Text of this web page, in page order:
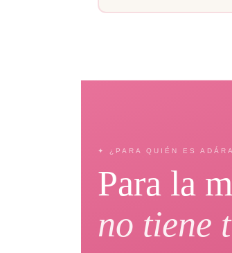
✦ ¿PARA QUIÉN ES
Para la
no tiene